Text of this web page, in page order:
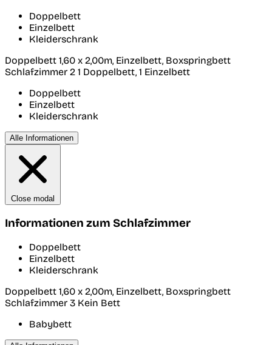
Doppelbett
Einzelbett
Kleiderschrank
Doppelbett 1,60 x 2,00m, Einzelbett, Boxspringbett
Schlafzimmer 2 1 Doppelbett, 1 Einzelbett
Doppelbett
Einzelbett
Kleiderschrank
Alle Informationen
Close modal
Informationen zum Schlafzimmer
Doppelbett
Einzelbett
Kleiderschrank
Doppelbett 1,60 x 2,00m, Einzelbett, Boxspringbett
Schlafzimmer 3 Kein Bett
Babybett